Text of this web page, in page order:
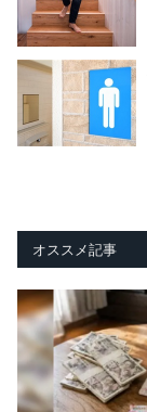
オススメ記事